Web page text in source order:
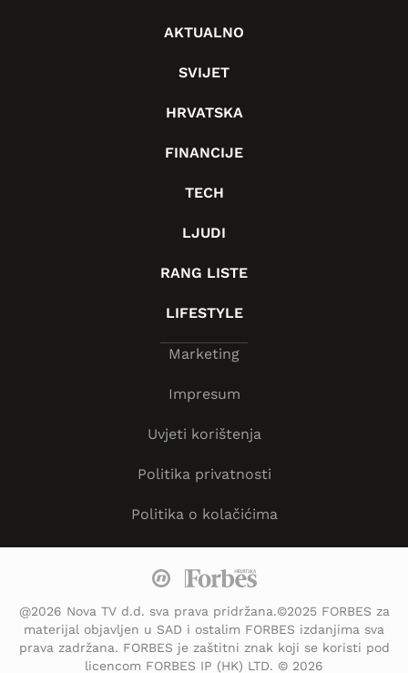
AKTUALNO
SVIJET
HRVATSKA
FINANCIJE
TECH
LJUDI
RANG LISTE
LIFESTYLE
Marketing
Impresum
Uvjeti korištenja
Politika privatnosti
Politika o kolačićima
@2026 Nova TV d.d. sva prava pridržana.©2025 FORBES za
materijal objavljen u SAD i ostalim FORBES izdanjima sva
prava zadržana. FORBES je zaštitni znak koji se koristi pod
licencom FORBES IP (HK) LTD. © 2026